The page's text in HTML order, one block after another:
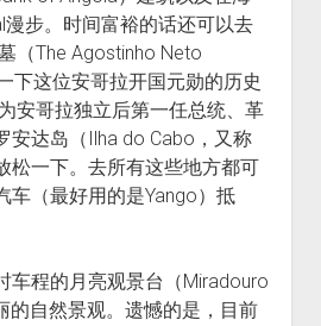
步。时间富裕的话还可以去
（The Agostinho Neto
下这位安哥拉开国元勋的历史
为安哥拉独立后第一任总统、革
安达岛（Ilha do Cabo，又称
松一下。去所有这些地方都可
车（最好用的是Yango）抵
车程的月亮观景台（Miradouro
的自然景观。遗憾的是，目前